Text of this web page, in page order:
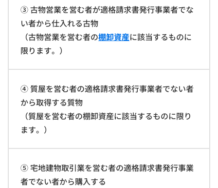
③ 古物営業を営む者が適格請求書発行事業者でな
い者から仕入れる古物
（古物営業を営む者の棚卸資産に該当するものに
限ります。）
④ 質屋を営む者の適格請求書発行事業者でない者
から取得する質物
（質屋を営む者の棚卸資産に該当するものに限り
ます。）
⑤ 宅地建物取引業を営む者の適格請求書発行事業
者でない者から購入する